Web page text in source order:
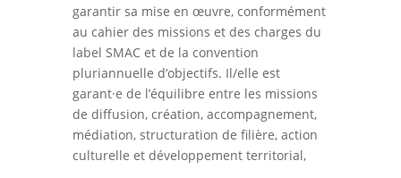
garantir sa mise en œuvre, conformément
au cahier des missions et des charges du
label SMAC et de la convention
pluriannuelle d’objectifs. Il/elle est
garant·e de l’équilibre entre les missions
de diffusion, création, accompagnement,
médiation, structuration de filière, action
culturelle et développement territorial,